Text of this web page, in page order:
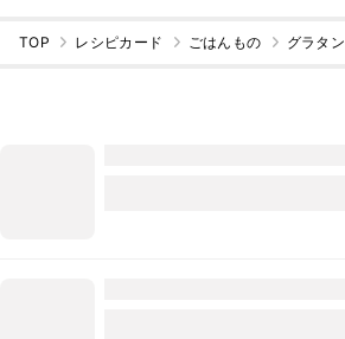
TOP レシピカード ごはんもの グラタン